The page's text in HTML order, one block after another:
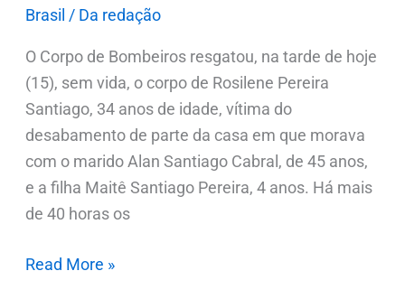
Brasil / Da redação
O Corpo de Bombeiros resgatou, na tarde de hoje
(15), sem vida, o corpo de Rosilene Pereira
Santiago, 34 anos de idade, vítima do
desabamento de parte da casa em que morava
com o marido Alan Santiago Cabral, de 45 anos,
e a filha Maitê Santiago Pereira, 4 anos. Há mais
de 40 horas os
Read More »